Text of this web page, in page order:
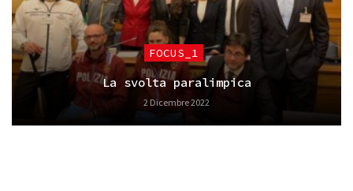
FOCUS_1
La svolta paralimpica
2 Dicembre 2022